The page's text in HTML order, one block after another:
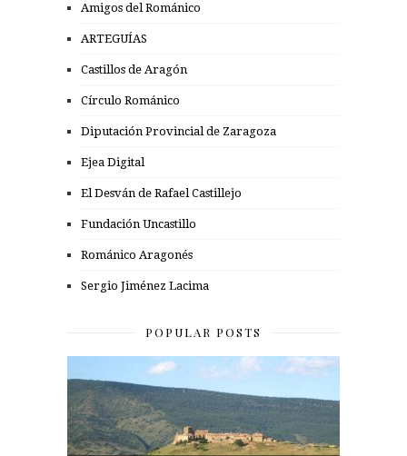
Amigos del Románico
ARTEGUÍAS
Castillos de Aragón
Círculo Románico
Diputación Provincial de Zaragoza
Ejea Digital
El Desván de Rafael Castillejo
Fundación Uncastillo
Románico Aragonés
Sergio Jiménez Lacima
POPULAR POSTS